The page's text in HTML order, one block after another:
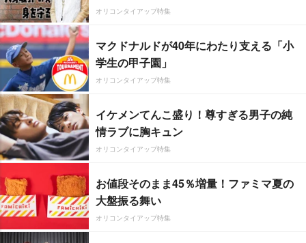
オリコンタイアップ特集
マクドナルドが40年にわたり支える「小
学生の甲子園」
オリコンタイアップ特集
イケメンてんこ盛り！尊すぎる男子の純
情ラブに胸キュン
オリコンタイアップ特集
お値段そのまま45％増量！ファミマ夏の
大盤振る舞い
オリコンタイアップ特集